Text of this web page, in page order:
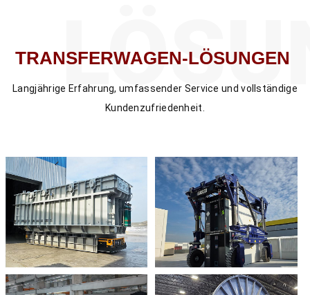
TRANSFERWAGEN-LÖSUNGEN
Langjährige Erfahrung, umfassender Service und vollständige
Kundenzufriedenheit.